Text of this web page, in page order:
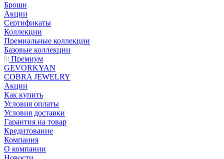
Броши
Акции
Сертификаты
Коллекции
Премиальные коллекции
Базовые коллекции
Премиум
GEVORKYAN
COBRA JEWELRY
Акции
Как купить
Условия оплаты
Условия доставки
Гарантия на товар
Кредитование
Компания
О компании